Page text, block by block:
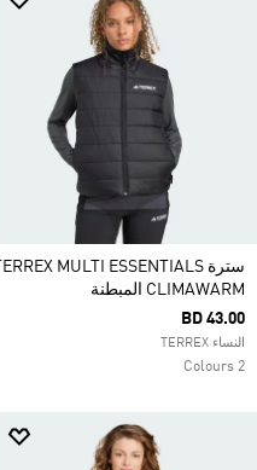
سترة TERREX MULTI ESSENTIALS
CLIMAWARM المبطنة
BD 43.00
النساء TERREX
2 Colours